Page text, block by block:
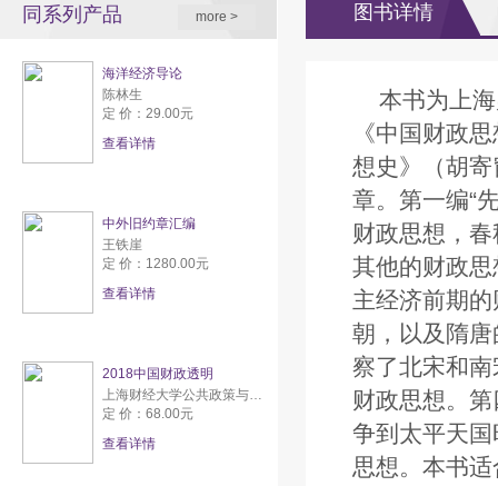
同系列产品 more >
海洋经济导论
陈林生
定 价：29.00元
查看详情
中外旧约章汇编
王铁崖
定 价：1280.00元
查看详情
2018中国财政透明
上海财经大学公共政策与研究中心
定 价：68.00元
查看详情
图书详情
本书为上
《中国财政
想史》（胡
章。第一编“
财政思想，
其他的财政
主经济前期
朝，以及隋唐
察了北宋和
财政思想。
争到太平天
思想。本书